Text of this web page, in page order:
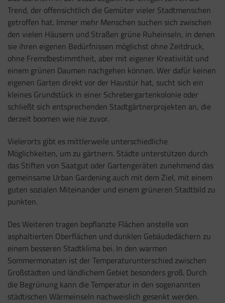
Trend, der offensichtlich die Gemüter vieler Stadtmenschen
getroffen hat. Immer mehr Menschen suchen sich zwischen
den vielen Häusern und Straßen grüne Ruheinseln, in denen
sie ihren eigenen Bedürfnissen möglichst ohne Zeitdruck,
ohne Fremdbestimmtheit, aber mit eigener Kreativität und
einem grünen Daumen nachgehen können. Wer dafür keinen
eigenen Garten direkt vor der Haustür hat, sucht sich ein
kleines Grundstück in einer Schrebergartenkolonie oder
schließt sich entsprechenden Stadtgärtnerprojekten an, die
derzeit boomen wie nie zuvor.
Vielerorts gibt es mittlerweile unterschiedliche
Möglichkeiten, um zu gärtnern. Städte unterstützen durch
das Stiften von Saatgut oder Gartengeräten zunehmend das
gemeinsame Urban Gardening auch mit dem Ziel, mit einem
guten sozialen Miteinander und einem grüneren Stadtbild zu
punkten.
Des Weiteren tragen bepflanzte Flächen anstelle von
asphaltierten Oberflächen und dunklen Gebäudedächern zu
einem besseren Stadtklima bei. In den warmen
Sommermonaten ist der Temperaturunterschied zwischen
Großstädten und ländlichem Gebiet besonders groß. Durch
die Begrünung kann die Temperatur in den sogenannten
städtischen Wärmeinseln nachweislich gesenkt werden.